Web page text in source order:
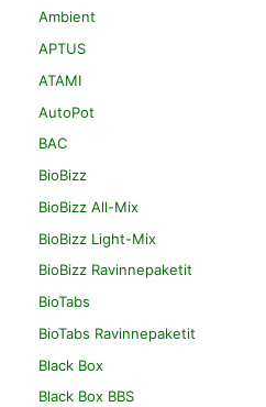
Ambient
APTUS
ATAMI
AutoPot
BAC
BioBizz
BioBizz All-Mix
BioBizz Light-Mix
BioBizz Ravinnepaketit
BioTabs
BioTabs Ravinnepaketit
Black Box
Black Box BBS